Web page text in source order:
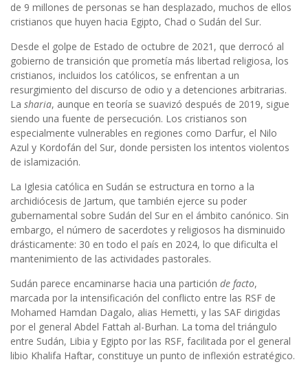
de 9 millones de personas se han desplazado, muchos de ellos
cristianos que huyen hacia Egipto, Chad o Sudán del Sur.
Desde el golpe de Estado de octubre de 2021, que derrocó al
gobierno de transición que prometía más libertad religiosa, los
cristianos, incluidos los católicos, se enfrentan a un
resurgimiento del discurso de odio y a detenciones arbitrarias.
La sharia, aunque en teoría se suavizó después de 2019, sigue
siendo una fuente de persecución. Los cristianos son
especialmente vulnerables en regiones como Darfur, el Nilo
Azul y Kordofán del Sur, donde persisten los intentos violentos
de islamización.
La Iglesia católica en Sudán se estructura en torno a la
archidiócesis de Jartum, que también ejerce su poder
gubernamental sobre Sudán del Sur en el ámbito canónico. Sin
embargo, el número de sacerdotes y religiosos ha disminuido
drásticamente: 30 en todo el país en 2024, lo que dificulta el
mantenimiento de las actividades pastorales.
Sudán parece encaminarse hacia una partición de facto,
marcada por la intensificación del conflicto entre las RSF de
Mohamed Hamdan Dagalo, alias Hemetti, y las SAF dirigidas
por el general Abdel Fattah al-Burhan. La toma del triángulo
entre Sudán, Libia y Egipto por las RSF, facilitada por el general
libio Khalifa Haftar, constituye un punto de inflexión estratégico.